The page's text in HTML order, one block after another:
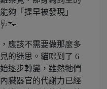
夠「提早被發現」
🩺🐾
應該不需要做那麼多
的迷思。貓咪到了 6
逐步轉變，雖然牠們
臟器官的代謝力已經